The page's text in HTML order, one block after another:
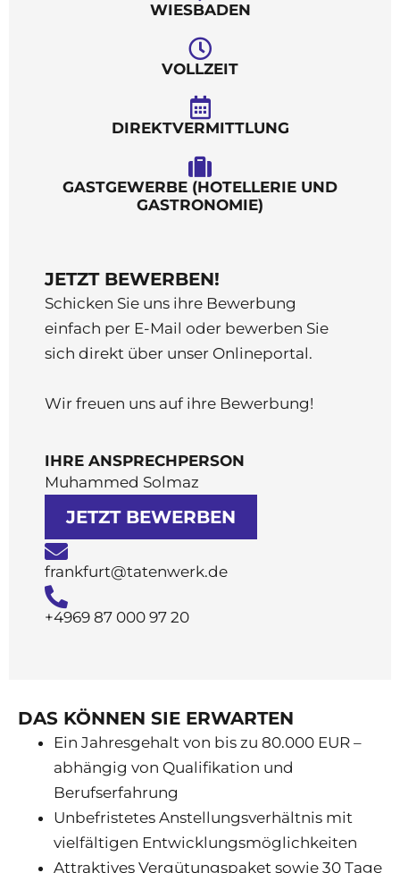
WIESBADEN
VOLLZEIT
DIREKTVERMITTLUNG
GASTGEWERBE (HOTELLERIE UND
GASTRONOMIE)
JETZT BEWERBEN!
Schicken Sie uns ihre Bewerbung
einfach per E-Mail oder bewerben Sie
sich direkt über unser Onlineportal.
Wir freuen uns auf ihre Bewerbung!
IHRE ANSPRECHPERSON
Muhammed Solmaz
frankfurt@tatenwerk.de
JETZT BEWERBEN
+4969 87 000 97 20
DAS KÖNNEN SIE ERWARTEN
Ein Jahresgehalt von bis zu 80.000 EUR –
abhängig von Qualifikation und
Berufserfahrung
Unbefristetes Anstellungsverhältnis mit
vielfältigen Entwicklungsmöglichkeiten
Attraktives Vergütungspaket sowie 30 Tage